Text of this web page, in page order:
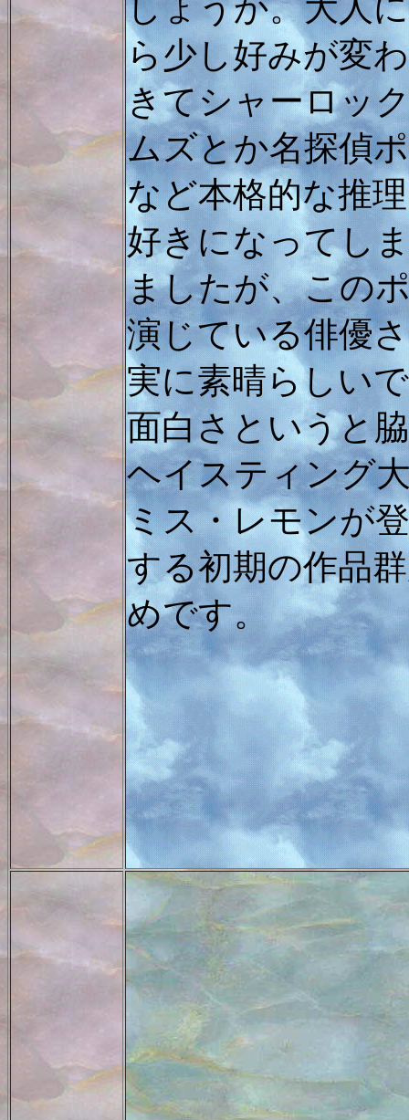
しょうか。大人
ら少し好みが変
きてシャーロッ
ムズとか名探偵
など本格的な推
好きになってし
ましたが、この
演じている俳優
実に素晴らしい
面白さというと
ヘイスティング
ミス・レモンが
する初期の作品
めです。